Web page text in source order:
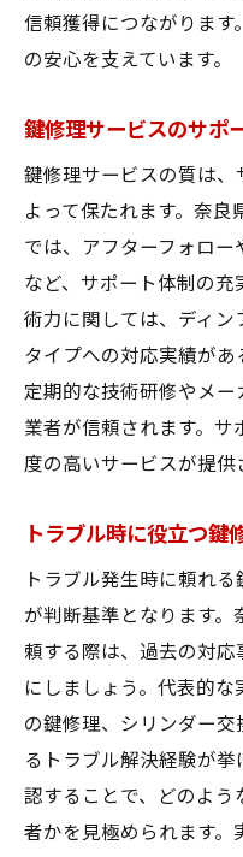
信頼獲得につながります
の安心を支えています。
鍵修理サービスのサポ
鍵修理サービスの質は
よって保たれます。奈良
では、アフターフォロ
など、サポート体制の充
術力に関しては、ディ
タイプへの対応実績があ
定期的な技術研修やメ
業者が信頼されます。
度の高いサービスが提供
トラブル時に役立つ鍵
トラブル発生時に頼れ
が判断基準となります
頼する際は、過去の対
にしましょう。代表的
の鍵修理、シリンダー
るトラブル解決経験が
認することで、どのよ
者かを見極められます。